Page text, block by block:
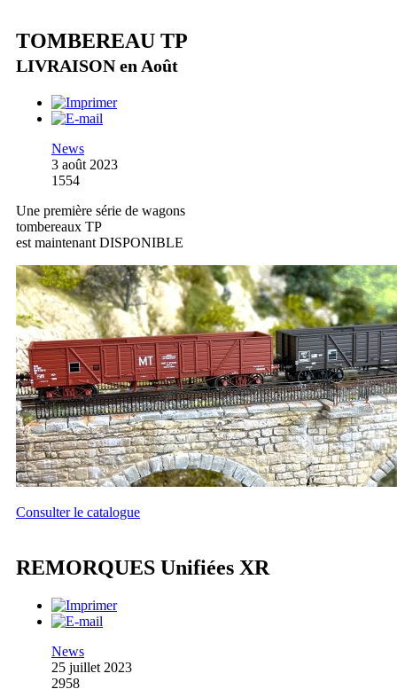
TOMBEREAU TP
LIVRAISON en Août
News
3 août 2023
1554
Une première série de wagons
tombereaux TP
est maintenant DISPONIBLE
Consulter le catalogue
REMORQUES Unifiées XR
News
25 juillet 2023
2958